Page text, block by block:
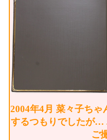
2004年4月 菜々子ち
するつもりでしたが…
ご